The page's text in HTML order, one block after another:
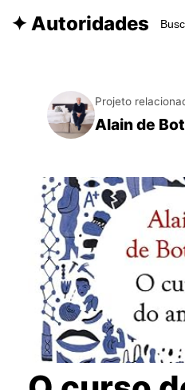
✦ Autoridades
Projeto
Alain de